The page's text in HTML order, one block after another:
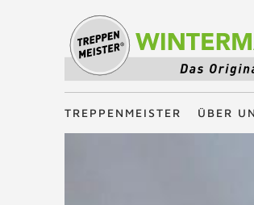
Treppenmeister - Das Original
TREPPENMEISTER ÜBER